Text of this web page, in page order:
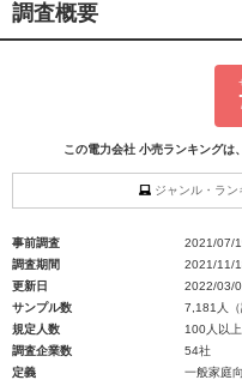
調査概要
この電力会社 小売ランキングは
ジャンル・ラ
事前調査
2021/07/
調査期間
2021/11/
更新日
2022/03/
サンプル数
7,181人（
規定人数
100人以上
調査企業数
54社
定義
一般家庭